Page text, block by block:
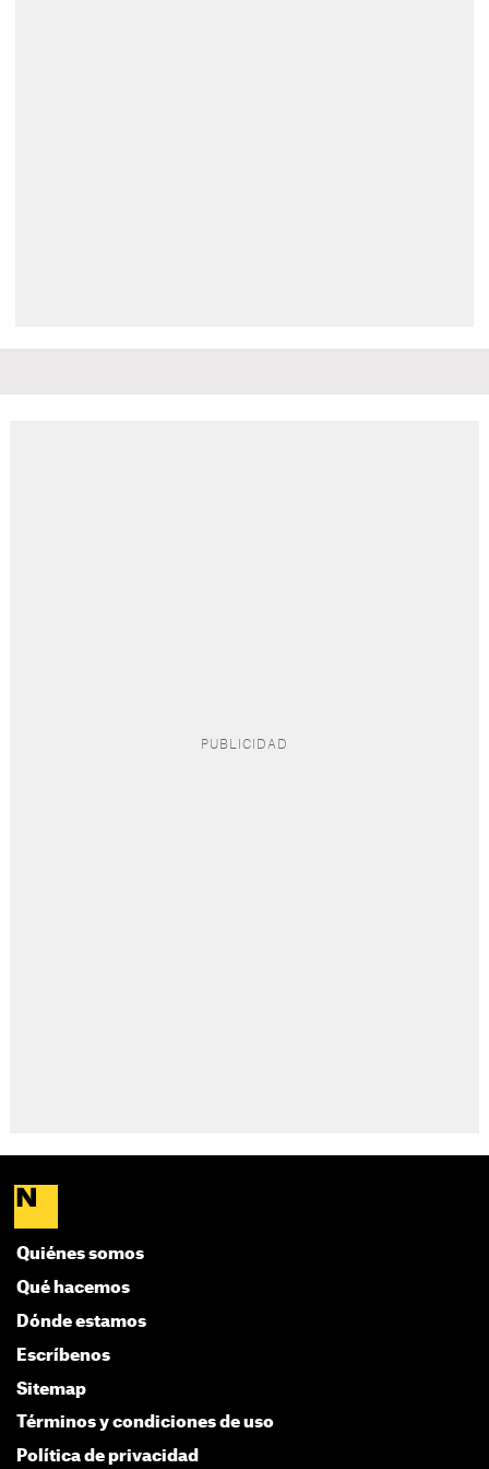
Quiénes somos
Qué hacemos
Dónde estamos
Escríbenos
Sitemap
Términos y condiciones de uso
Política de privacidad